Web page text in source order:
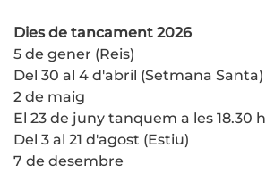
Dies de tancament 2026
5 de gener (Reis)
Del 30 al 4 d'abril (Setmana Santa)
2 de maig
El 23 de juny tanquem a les 18.30 h
Del 3 al 21 d'agost (Estiu)
7 de desembre